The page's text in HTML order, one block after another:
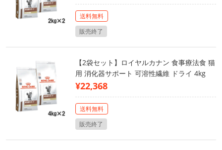
送料無料
販売終了
【2袋セット】ロイヤルカナン 食事療法食 猫
用 消化器サポート 可溶性繊維 ドライ 4kg
¥22,368
送料無料
販売終了